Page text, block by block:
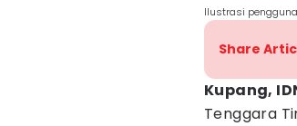
Ilustrasi
Share
Kupang,
Tenggara